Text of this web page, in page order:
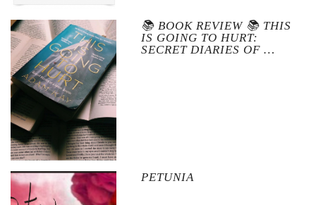
📚 BOOK REVIEW 📚 THIS
IS GOING TO HURT:
SECRET DIARIES OF …
PETUNIA